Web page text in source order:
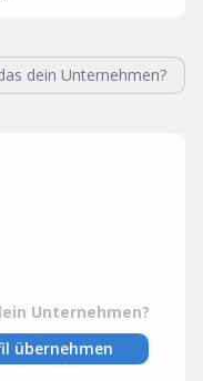
dein Unternehmen?
Unternehmen?
übernehmen